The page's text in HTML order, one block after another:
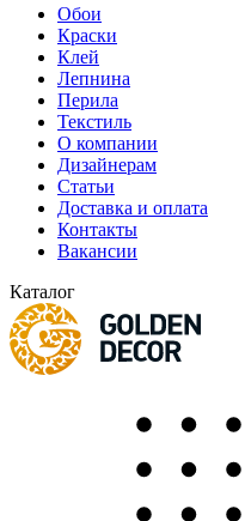
Обои
Краски
Клей
Лепнина
Перила
Текстиль
О компании
Дизайнерам
Статьи
Доставка и оплата
Контакты
Вакансии
Каталог